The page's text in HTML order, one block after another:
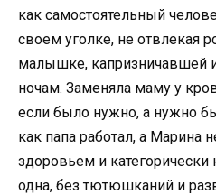
как самостоятельный
своем уголке, не отвлекая
малышке, капризничавшей
ночам. Заменяла маму у
если было нужно, а нужно
как папа работал, а Марина
здоровьем и категорически
одна, без тютюшканий и